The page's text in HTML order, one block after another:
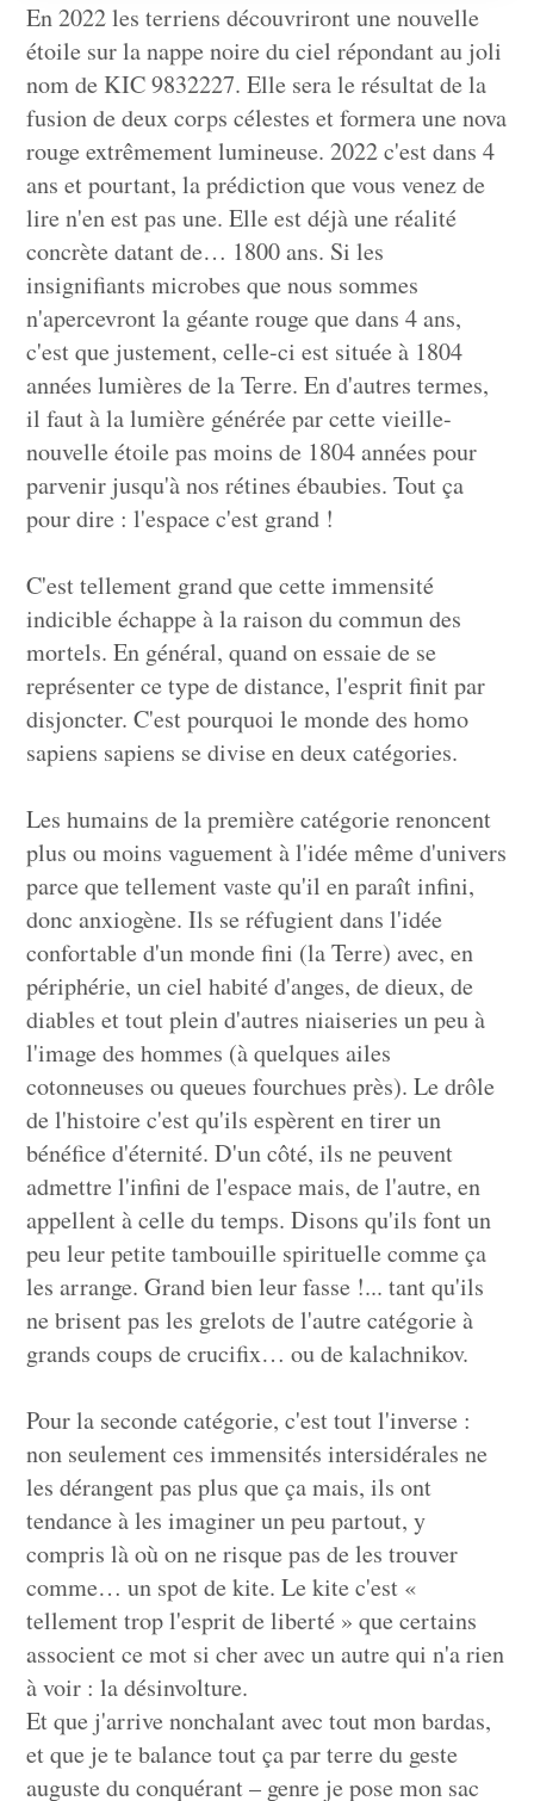
En 2022 les terriens découvriront une nouvelle
étoile sur la nappe noire du ciel répondant au joli
nom de KIC 9832227. Elle sera le résultat de la
fusion de deux corps célestes et formera une nova
rouge extrêmement lumineuse. 2022 c'est dans 4
ans et pourtant, la prédiction que vous venez de
lire n'en est pas une. Elle est déjà une réalité
concrète datant de… 1800 ans. Si les
insignifiants microbes que nous sommes
n'apercevront la géante rouge que dans 4 ans,
c'est que justement, celle-ci est située à 1804
années lumières de la Terre. En d'autres termes,
il faut à la lumière générée par cette vieille-
nouvelle étoile pas moins de 1804 années pour
parvenir jusqu'à nos rétines ébaubies. Tout ça
pour dire : l'espace c'est grand !
C'est tellement grand que cette immensité
indicible échappe à la raison du commun des
mortels. En général, quand on essaie de se
représenter ce type de distance, l'esprit finit par
disjoncter. C'est pourquoi le monde des homo
sapiens sapiens se divise en deux catégories.
Les humains de la première catégorie renoncent
plus ou moins vaguement à l'idée même d'univers
parce que tellement vaste qu'il en paraît infini,
donc anxiogène. Ils se réfugient dans l'idée
confortable d'un monde fini (la Terre) avec, en
périphérie, un ciel habité d'anges, de dieux, de
diables et tout plein d'autres niaiseries un peu à
l'image des hommes (à quelques ailes
cotonneuses ou queues fourchues près). Le drôle
de l'histoire c'est qu'ils espèrent en tirer un
bénéfice d'éternité. D'un côté, ils ne peuvent
admettre l'infini de l'espace mais, de l'autre, en
appellent à celle du temps. Disons qu'ils font un
peu leur petite tambouille spirituelle comme ça
les arrange. Grand bien leur fasse !... tant qu'ils
ne brisent pas les grelots de l'autre catégorie à
grands coups de crucifix… ou de kalachnikov.
Pour la seconde catégorie, c'est tout l'inverse :
non seulement ces immensités intersidérales ne
les dérangent pas plus que ça mais, ils ont
tendance à les imaginer un peu partout, y
compris là où on ne risque pas de les trouver
comme… un spot de kite. Le kite c'est «
tellement trop l'esprit de liberté » que certains
associent ce mot si cher avec un autre qui n'a rien
à voir : la désinvolture.
Et que j'arrive nonchalant avec tout mon bardas,
et que je te balance tout ça par terre du geste
auguste du conquérant – genre je pose mon sac